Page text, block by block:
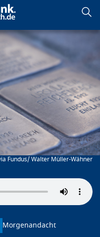
Fundus/ Walter Müller-Wähner
Morgenandacht